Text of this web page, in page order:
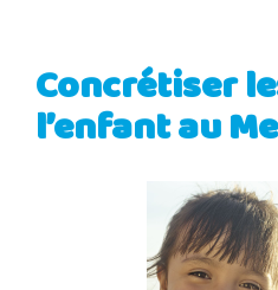
Concrétiser
l’enfant au